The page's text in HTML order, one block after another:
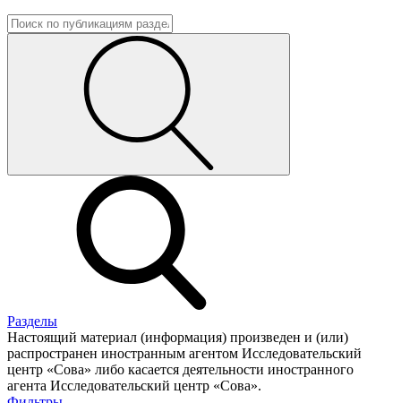
Разделы
Настоящий материал (информация) произведен и (или)
распространен иностранным агентом Исследовательский
центр «Сова» либо касается деятельности иностранного
агента Исследовательский центр «Сова».